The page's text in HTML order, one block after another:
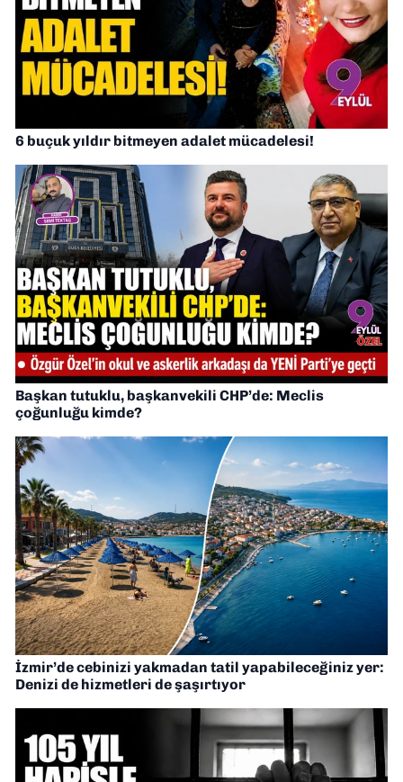
6 buçuk yıldır bitmeyen adalet mücadelesi!
Başkan tutuklu, başkanvekili CHP’de: Meclis
çoğunluğu kimde?
İzmir’de cebinizi yakmadan tatil yapabileceğiniz yer:
Denizi de hizmetleri de şaşırtıyor